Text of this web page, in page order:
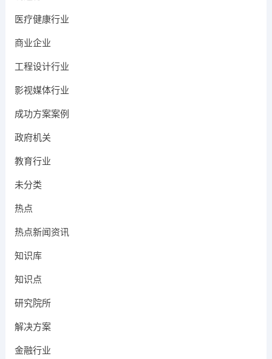
医疗健康行业
商业企业
工程设计行业
影视媒体行业
成功方案案例
政府机关
教育行业
未分类
热点
热点新闻资讯
知识库
知识点
研究院所
解决方案
金融行业